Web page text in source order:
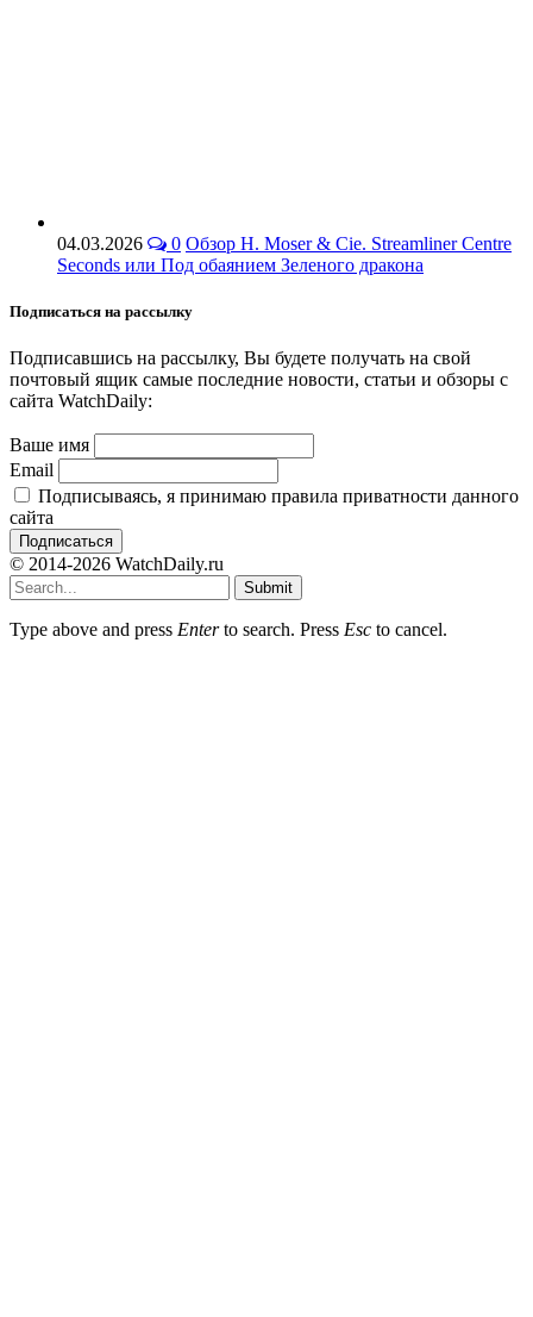
04.03.2026 0 Обзор H. Moser & Cie. Streamliner Centre
Seconds или Под обаянием Зеленого дракона
Подписаться на рассылку
Подписавшись на рассылку, Вы будете получать на свой
почтовый ящик самые последние новости, статьи и обзоры с
сайта WatchDaily:
Ваше имя
Email
Подписываясь, я принимаю правила приватности данного
сайта
© 2014-2026 WatchDaily.ru
Submit
Type above and press Enterto search. Press Esc to cancel.